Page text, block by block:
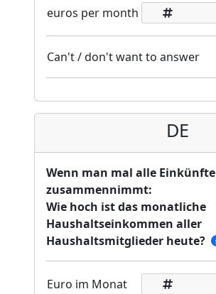
euros per month
Can't / don't want to answer
DE
Wenn man mal alle Einkünfte
zusammennimmt:
Wie hoch ist das monatliche
Haushaltseinkommen aller
Haushaltsmitglieder heute?
Euro im Monat